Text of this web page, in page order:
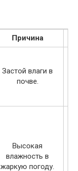
Причина
Застой влаги в
почве.
Высокая
влажность в
жаркую погоду.